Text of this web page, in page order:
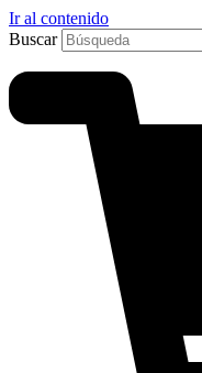
Ir al contenido
Buscar